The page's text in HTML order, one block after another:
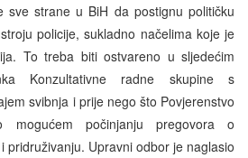
sve strane u BiH da postignu političku
policije, sukladno načelima koje je
To treba biti ostvareno u sljedećim
Konzultativne radne skupine s
svibnja i prije nego što Povjerenstvo
počinjanju pregovora o
pridruživanju. Upravni odbor je naglasio